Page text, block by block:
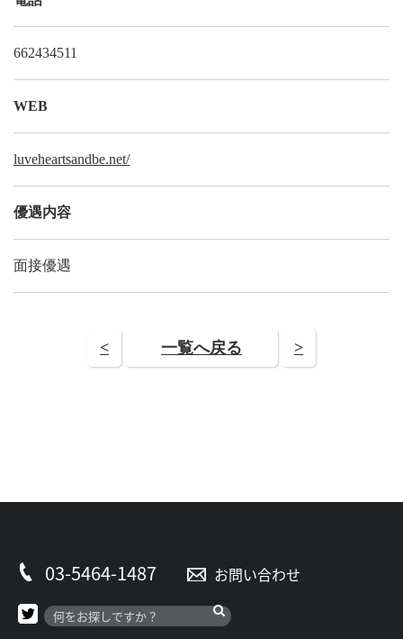
662434511
WEB
luveheartsandbe.net/
優遇内容
面接優遇
< 一覧へ戻る >
03-5464-1487 お問い合わせ